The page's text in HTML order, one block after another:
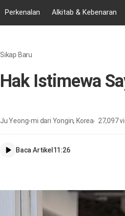
Perkenalan Alkitab & Kebenaran
Sikap Baru
Hak Istimewa
Ju Yeong-mi dari Yongin, Korea 27,097
Baca Artikel11:26